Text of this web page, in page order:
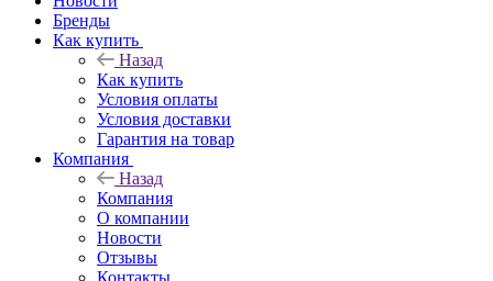
Бренды
Как купить
Назад
Как купить
Условия оплаты
Условия доставки
Гарантия на товар
Компания
Назад
Компания
О компании
Новости
Отзывы
Контакты